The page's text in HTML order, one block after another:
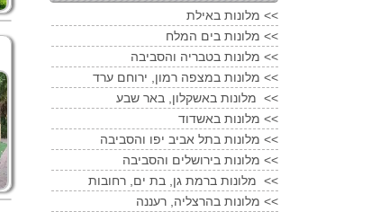
מלונות באילת <<
מלונות בים המלח <<
מלונות בטבריה והסביבה <<
מלונות במצפה רמון, ירוחם ערד <<
מלונות באשקלון, באר שבע <<
מלונות באשדוד <<
מלונות בתל אביב יפו והסביבה <<
מלונות בירושלים והסביבה <<
מלונות ברמת גן, בת ים, רחובות <<
מלונות בהרצליה, רעננה <<